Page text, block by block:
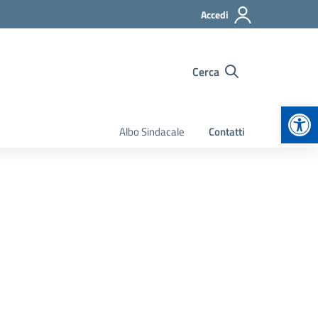
Accedi
Cerca
Albo Sindacale Contatti